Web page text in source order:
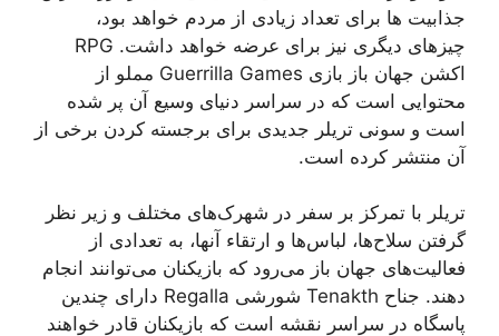
جذابیت ها برای تعداد زیادی از مردم خواهد بود،
چیزهای دیگری نیز برای عرضه خواهد داشت. RPG
اکشن جهان باز بازی Guerrilla Games مملو از
محتوایی است که در سراسر دنیای وسیع آن پر شده
است و سونی تریلر جدیدی برای برجسته کردن برخی از
آن منتشر کرده است.
تریلر با تمرکز بر سفر در شهرک‌های مختلف و زیر نظر
گرفتن سلاح‌ها، لباس‌ها و ارتقاء آنها، به تعدادی از
فعالیت‌های جهان باز می‌رود که بازیکنان می‌توانند انجام
دهند. جناح Tenakth شورشی Regalla دارای چندین
پاسگاه در سراسر نقشه است که بازیکنان قادر خواهند